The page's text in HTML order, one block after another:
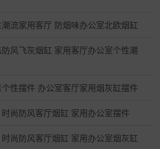
流家用客厅 防烟味办公室北欧烟缸
风飞灰烟缸 家用客厅办公室个性潮
性摆件 办公室客厅家用烟灰缸摆件
尚防风客厅烟缸 家用办公室摆件
尚防风客厅烟缸 家用办公室烟灰缸